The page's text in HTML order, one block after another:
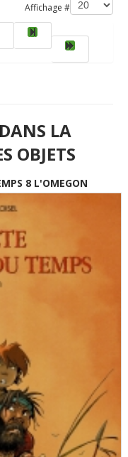
Affichage #
LA
OBJETS
8 L'OMEGON